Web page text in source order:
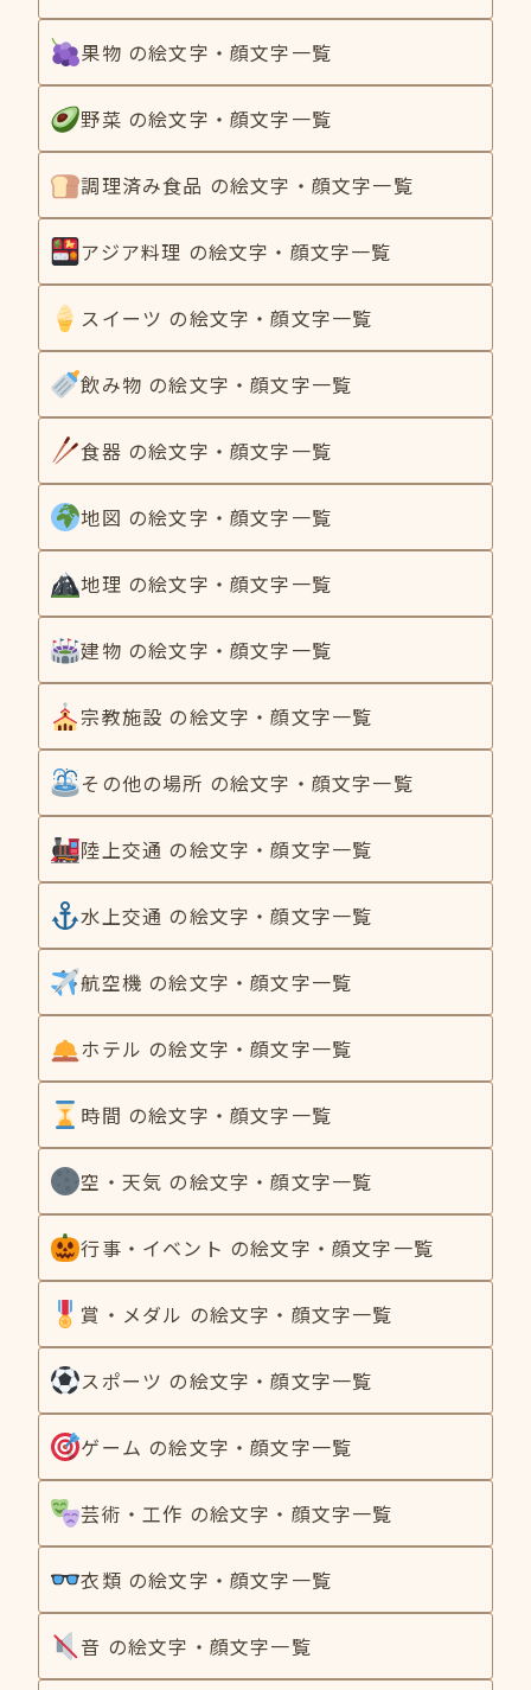
果物 の絵文字・顔文字一覧
野菜 の絵文字・顔文字一覧
調理済み食品 の絵文字・顔文字一覧
アジア料理 の絵文字・顔文字一覧
スイーツ の絵文字・顔文字一覧
飲み物 の絵文字・顔文字一覧
食器 の絵文字・顔文字一覧
地図 の絵文字・顔文字一覧
地理 の絵文字・顔文字一覧
建物 の絵文字・顔文字一覧
宗教施設 の絵文字・顔文字一覧
その他の場所 の絵文字・顔文字一覧
陸上交通 の絵文字・顔文字一覧
水上交通 の絵文字・顔文字一覧
航空機 の絵文字・顔文字一覧
ホテル の絵文字・顔文字一覧
時間 の絵文字・顔文字一覧
空・天気 の絵文字・顔文字一覧
行事・イベント の絵文字・顔文字一覧
賞・メダル の絵文字・顔文字一覧
スポーツ の絵文字・顔文字一覧
ゲーム の絵文字・顔文字一覧
芸術・工作 の絵文字・顔文字一覧
衣類 の絵文字・顔文字一覧
音 の絵文字・顔文字一覧